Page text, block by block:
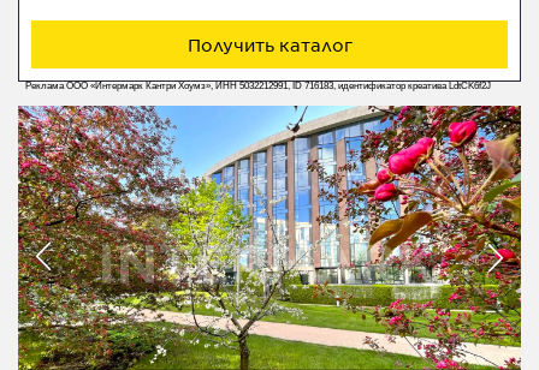
Получить каталог
Реклама ООО «Интермарк Кантри Хоумз», ИНН 5032212991, ID 716183, идентификатор креатива LdtCK6f2J